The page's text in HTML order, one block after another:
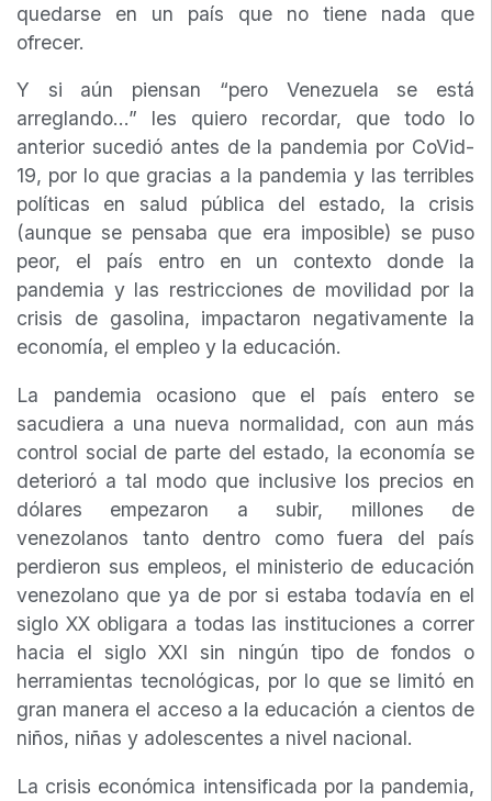
quedarse en un país que no tiene nada que
ofrecer.
Y si aún piensan “pero Venezuela se está
arreglando…” les quiero recordar, que todo lo
anterior sucedió antes de la pandemia por CoVid-
19, por lo que gracias a la pandemia y las terribles
políticas en salud pública del estado, la crisis
(aunque se pensaba que era imposible) se puso
peor, el país entro en un contexto donde la
pandemia y las restricciones de movilidad por la
crisis de gasolina, impactaron negativamente la
economía, el empleo y la educación.
La pandemia ocasiono que el país entero se
sacudiera a una nueva normalidad, con aun más
control social de parte del estado, la economía se
deterioró a tal modo que inclusive los precios en
dólares empezaron a subir, millones de
venezolanos tanto dentro como fuera del país
perdieron sus empleos, el ministerio de educación
venezolano que ya de por si estaba todavía en el
siglo XX obligara a todas las instituciones a correr
hacia el siglo XXI sin ningún tipo de fondos o
herramientas tecnológicas, por lo que se limitó en
gran manera el acceso a la educación a cientos de
niños, niñas y adolescentes a nivel nacional.
La crisis económica intensificada por la pandemia,